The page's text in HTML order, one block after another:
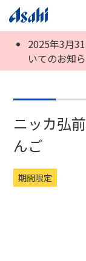
2025年3月
いてのお知
ニッカ弘
んご
期間限定